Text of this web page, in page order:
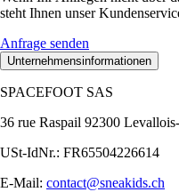
steht Ihnen unser
Anfrage senden
Unternehmensinformationen
SPACEFOOT SAS
36 rue Raspail 92300
USt-IdNr.: FR65504226614
E-Mail: contact@sneakids.ch